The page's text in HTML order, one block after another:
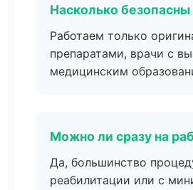
Насколько
Работаем только
препаратами, врачи с
медицинским
Можно ли сразу на
Да, большинство
реабилитации или с